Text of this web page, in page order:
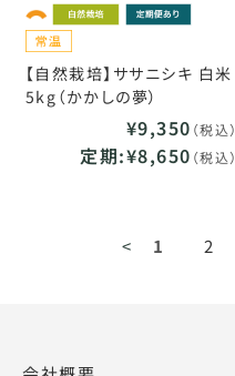
【自然栽培】ササニシキ 白米
5kg（かかしの夢）
¥9,350 （税込）
定期:¥8,650 （税込）
< 1 2